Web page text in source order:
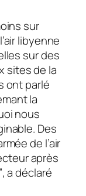
sur
libyenne
sur des
sites de la
ont parlé
la
nous
Des
de l’air
après
, a déclaré